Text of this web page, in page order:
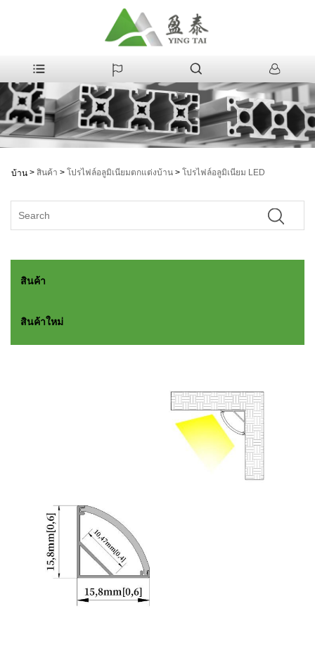
บ้าน > สินค้า > โปรไฟล์อลูมิเนียมตกแต่งบ้าน > โปรไฟล์อลูมิเนียม LED
สินค้า
สินค้าใหม่